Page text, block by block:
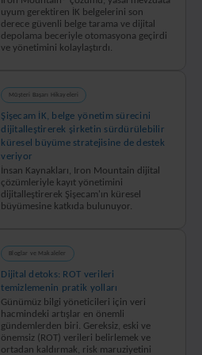
uyum gerektiren İK belgelerini son
derece güvenli belge tarama ve dijital
depolama beceriyle otomasyona geçirdi
ve yönetimini kolaylaştırdı.
Müşteri Başarı Hikayeleri
Şişecam İK, belge yönetim sürecini
dijitalleştirerek şirketin sürdürülebilir
küresel büyüme stratejisine de destek
veriyor
İnsan Kaynakları, Iron Mountain dijital
çözümleriyle kayıt yönetimini
dijitalleştirerek Şişecam'ın küresel
büyümesine katkıda bulunuyor.
Bloglar ve Makaleler
Dijital detoks: ROT verileri
temizlemenin pratik yolları
Günümüz bilgi yöneticileri için veri
hacmindeki artışlar en önemli
gündemlerden biri. Gereksiz, eski ve
önemsiz (ROT) verileri belirlemek ve
ortadan kaldırmak, risk maruziyetini